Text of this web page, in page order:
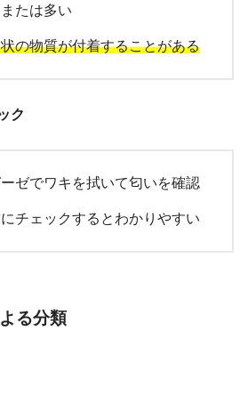
たは多い
の物質が付着することがある
ク
ゼでワキを拭いて匂いを確認
チェックするとわかりやすい
る分類